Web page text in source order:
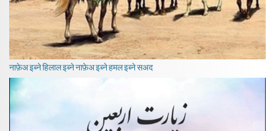
नाफ़ेअ इब्ने हिलाल इब्ने नाफ़ेअ इब्ने हमल इब्ने सअद